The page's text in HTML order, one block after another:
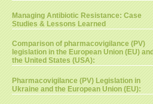
Managing Antibiotic Resistance: Case
Studies & Lessons Learned
Comparison of pharmacovigilance (PV)
legislation in the European Union (EU) and
the United States (USA):
Pharmacovigilance (PV) Legislation in
Ukraine and the European Union (EU):